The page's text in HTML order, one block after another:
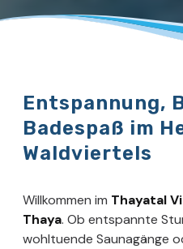
Entspannung,
Badespaß im
Waldviertels
Willkommen im Thayatal
Thaya. Ob entspannte
wohltuende Saunagänge